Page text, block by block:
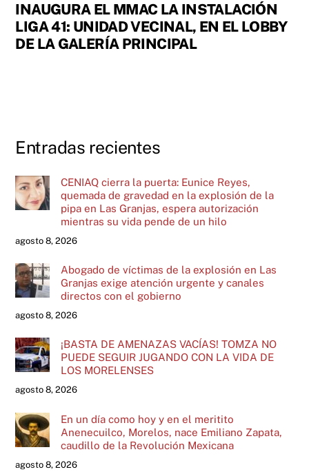
INAUGURA EL MMAC LA INSTALACIÓN
LIGA 41: UNIDAD VECINAL, EN EL LOBBY
DE LA GALERÍA PRINCIPAL
Entradas recientes
CENIAQ cierra la puerta: Eunice Reyes,
quemada de gravedad en la explosión de la
pipa en Las Granjas, espera autorización
mientras su vida pende de un hilo
agosto 8, 2026
Abogado de víctimas de la explosión en Las
Granjas exige atención urgente y canales
directos con el gobierno
agosto 8, 2026
¡BASTA DE AMENAZAS VACÍAS! TOMZA NO
PUEDE SEGUIR JUGANDO CON LA VIDA DE
LOS MORELENSES
agosto 8, 2026
En un día como hoy y en el meritito
Anenecuilco, Morelos, nace Emiliano Zapata,
caudillo de la Revolución Mexicana
agosto 8, 2026